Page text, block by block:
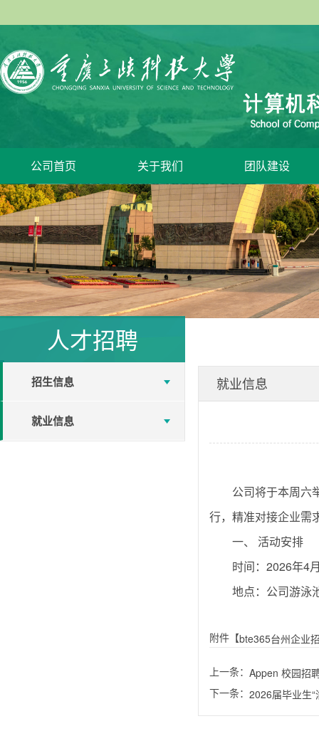
公司首页 关于我们 团队建设
人才招聘
招生信息
就业信息
就业信息
公司将于本周六
行，精准对接企业需
一、 活动安排
时间：2026年4
地点：公司游泳
附件【bte365台州企业
上一条： Appen 校园招
下一条： 2026届毕业生“